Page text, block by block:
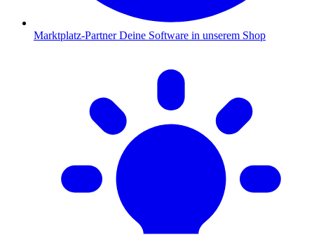
Marktplatz-Partner Deine Software in unserem Shop